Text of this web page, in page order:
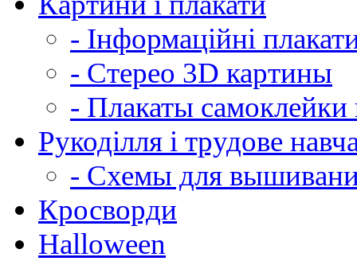
- Інформаційні
- Стерео 3D картины
- Плакаты самоклейки
Рукоділля і трудове
- Схемы для
Кросворди
Halloween